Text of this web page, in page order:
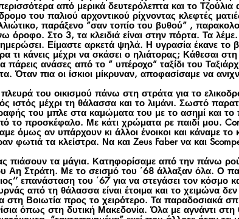
από μερικά δευτερόλεπτα και το Τζούλια
του παλιού αρχοντικού ρίχνοντας κλεφτές
παράξενο ”σαν τοπίο του βυθού” ,
όροφο. Στο 3, τα κλειδιά είναι στην πόρτα. Τα
Είμαστε αρκετά ψηλά. Η υγρασία έκανε το
τι κάνεις μέχρι να σκάσει ο ηλιάτορας; Κάθεσαι
πάρεις ανάσες από το “ υπέροχο” ταξίδι του
Όταν πια οι ίσκιοι μίκρυναν, αποφασίσαμε να
του οικισμού πάνω στη στράτα για το
ιστός μέχρι τη θάλασσα και το λιμάνι. Σωστό
του μπλε στα καμώματα του με το ασημί και
προσκέφαλο. Με κάτι χρώματα ρε παιδί μου.
όμως αν υπάρχουν κι άλλοι ένοικοι και κάναμε
φωτιά τα κλείστρα. Να και Zeus Faber να και
πιάσουν τα μάγια. Κατηφορίσαμε από την πάνω
Αη Στράτη. Με το σεισμό του ΄68 άλλαξαν όλα. Ο
επανάσταση του ΄67 για να στεγάσει τον κόσμο
από τη θάλασσα είναι έτοιμα και το χειμώνα
Βοιωτία προς το χειρότερο. Τα παραδοσιακά
όπως στη δυτική Μακεδονία. Όλα με αγνάντι